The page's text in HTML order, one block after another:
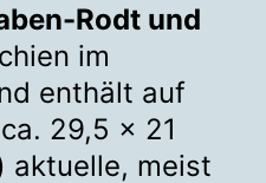
Rodt und
im
enthält auf
29,5 x 21
aktuelle, meist